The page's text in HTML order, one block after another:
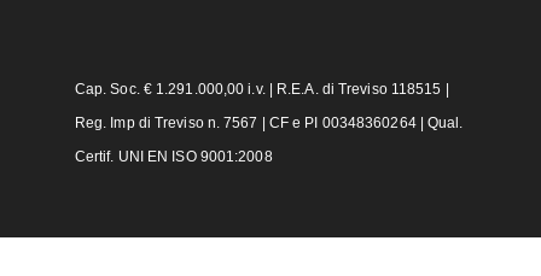
Cap. Soc. € 1.291.000,00 i.v. | R.E.A. di Treviso 118515 |
Reg. Imp di Treviso n. 7567 | CF e PI 00348360264 | Qual.
Certif. UNI EN ISO 9001:2008